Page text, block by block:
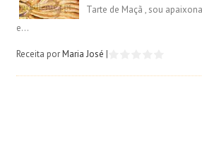
Tarte de Maçã , sou
e...
Receita porMaria José |